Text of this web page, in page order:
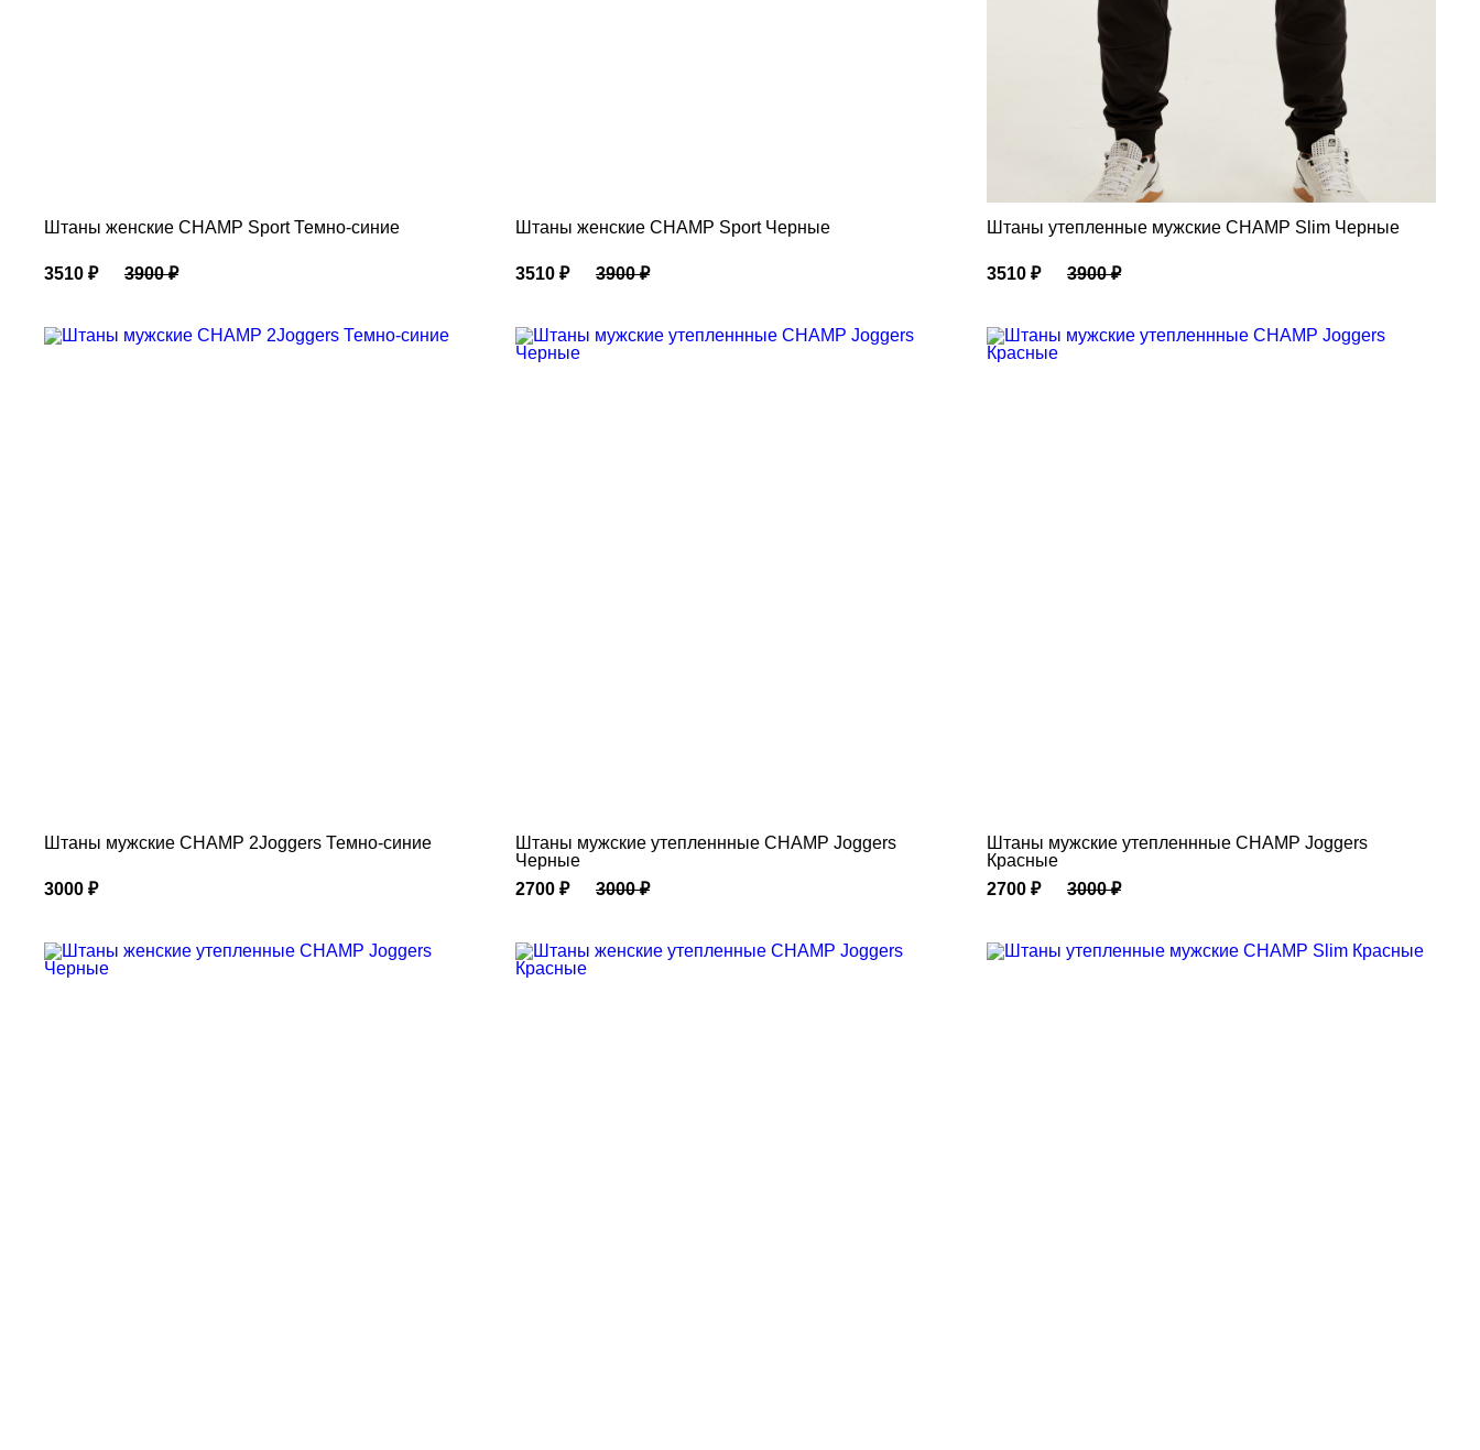
Штаны женские CHAMP Sport Темно-синие
3510 ₽ 3900₽
Штаны женские CHAMP Sport Черные
3510 ₽ 3900₽
Штаны утепленные мужские CHAMP Slim Черные
3510 ₽ 3900₽
Штаны мужские CHAMP 2Joggers Темно-синие
3000 ₽
Штаны мужские утепленнные CHAMP Joggers
Черные
2700 ₽ 3000₽
Штаны мужские утепленнные CHAMP Joggers
Красные
2700 ₽ 3000₽